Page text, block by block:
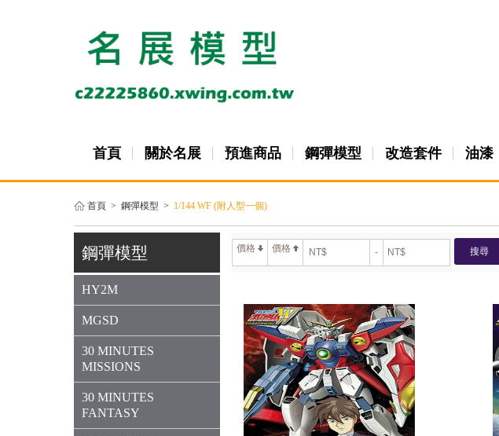
首頁 關於名展 預進商品 鋼彈模型 改造套件 油漆
首頁 > 鋼彈模型 > 1/144 WF (附人型一個)
鋼彈模型
HY2M
MGSD
30 MINUTES
MISSIONS
30 MINUTES
FANTASY
價格 價格 - 搜尋